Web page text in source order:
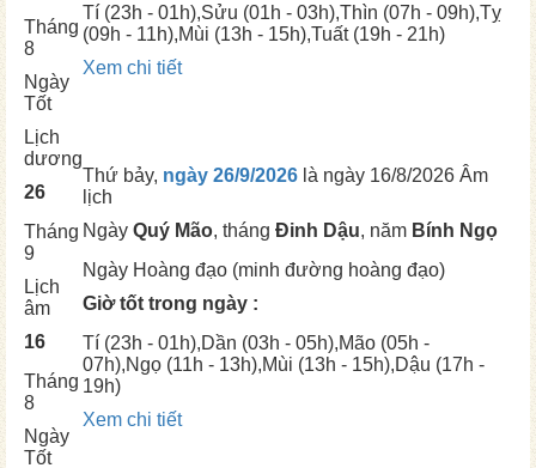
Tháng
8
Ngày
Tốt
Tí (23h - 01h),Sửu (01h - 03h),Thìn (07h - 09h),Tỵ
(09h - 11h),Mùi (13h - 15h),Tuất(19h - 21h)
Xem chi tiết
Lịch
dương
26
Tháng
9
Lịch
âm
16
Tháng
8
Ngày
Tốt
Thứ bảy, ngày 26/9/2026 là ngày 16/8/2026 Âm
lịch
Ngày Quý Mão, tháng Đinh Dậu, năm Bính Ngọ
Ngày Hoàng đạo (minh đường hoàng đạo)
Giờ tốt trong ngày :
Tí (23h - 01h),Dần (03h - 05h),Mão (05h -
07h),Ngọ (11h - 13h),Mùi (13h - 15h),Dậu (17h -
19h)
Xem chi tiết